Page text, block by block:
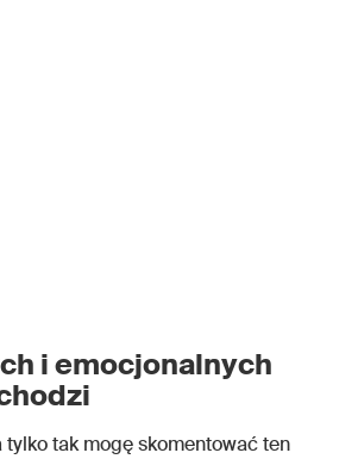
i emocjonalnych
tylko tak mogę skomentować ten